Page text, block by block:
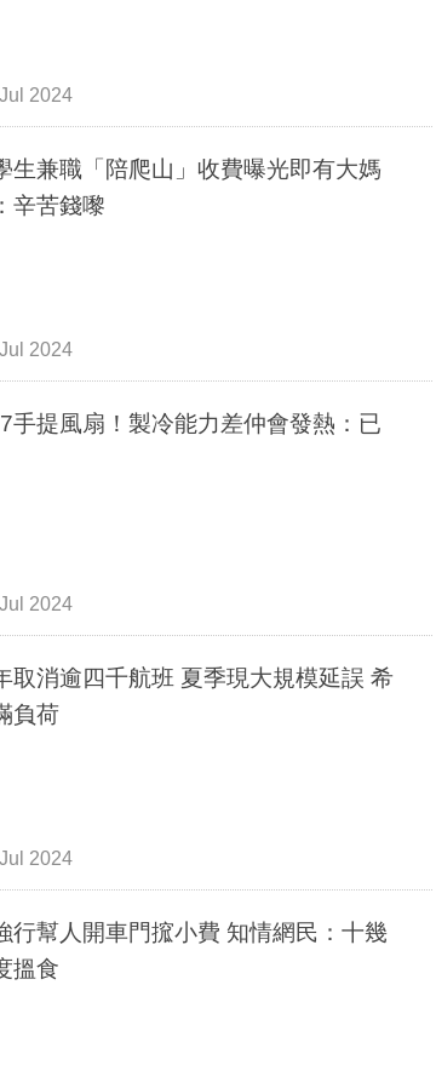
2024
生兼職「陪爬山」收費曝光即有大媽
辛苦錢嚟
2024
手提風扇！製冷能力差仲會發熱：已
2024
千航班 夏季現大規模延誤 希
負荷
2024
開車門搲小費 知情網民：十幾
搵食